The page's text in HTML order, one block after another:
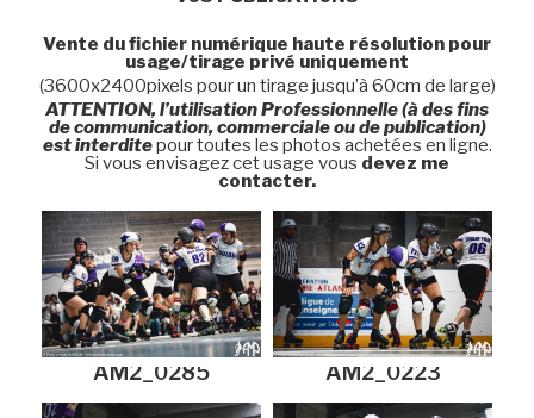
Vente du fichier numérique haute résolution pour
usage/tirage privé uniquement
(3600x2400pixels pour un tirage jusqu’à 60cm de large)
ATTENTION, l’utilisation Professionnelle (à des fins
de communication, commerciale ou de publication)
est interditepour toutes les photos achetées en ligne.
Si vous envisagez cet usage vous devez me
contacter.
AM2_0285 AM2_0223